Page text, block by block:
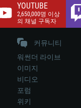
YOUTUBE
2,650,000명 이상
의 채널 구독자
커뮤니티
워썬더 라이브
이미지
비디오
포럼
위키